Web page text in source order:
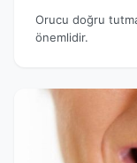
Orucu doğru
önemlidir.